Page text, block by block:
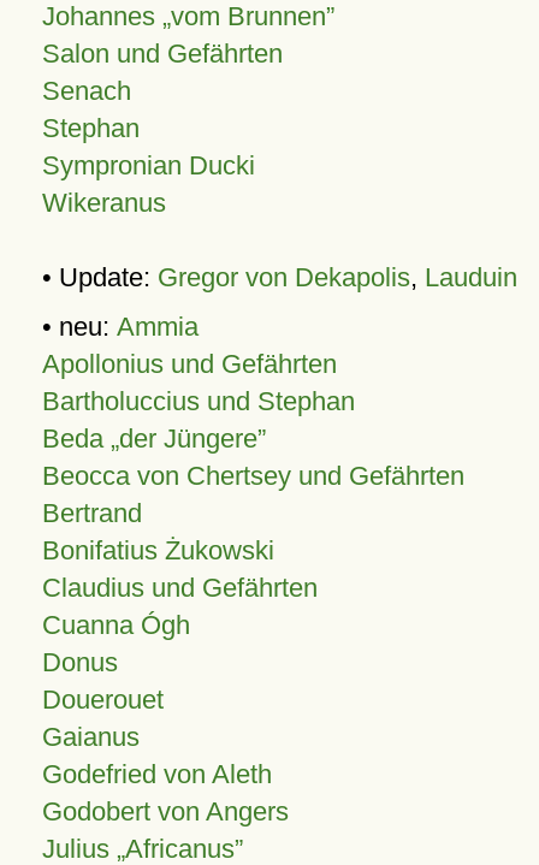
Johannes vom Brunnen
Salon und Gefährten
Senach
Stephan
Sympronian Ducki
Wikeranus
• Update: Gregor von Dekapolis, Lauduin
• neu: Ammia
Apollonius und Gefährten
Bartholuccius und Stephan
Beda „der Jüngere”
Beocca von Chertsey und Gefährten
Bertrand
Bonifatius Żukowski
Claudius und Gefährten
Cuanna Ógh
Donus
Douerouet
Gaianus
Godefried von Aleth
Godobert von Angers
Julius Africanus